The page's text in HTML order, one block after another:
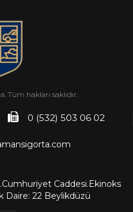
Tüm hakları saklıdır.
0 (532) 503 06 02
Caddesi.Ekinoks
Daire: 22 Beylikdüzü